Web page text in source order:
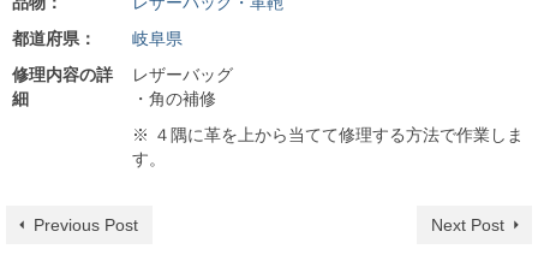
都道府県：
岐阜県
修理内容の詳
細
レザーバッグ
・角の補修
※ ４隅に革を上から当てて修理する方法で作業しま
す。
Previous Post Next Post